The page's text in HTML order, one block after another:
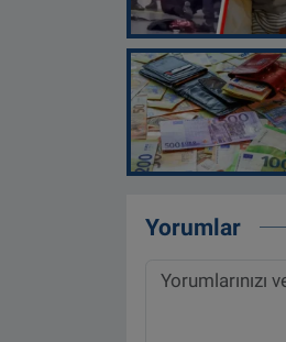
Yorumlar